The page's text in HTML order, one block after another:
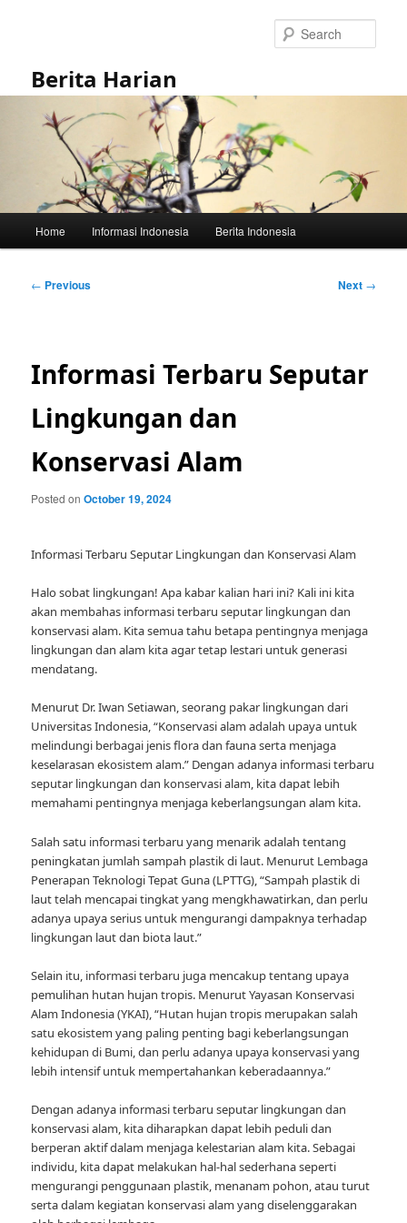
Berita Harian
Home Informasi Indonesia Berita Indonesia
Post
← Previous Next →
Informasi Terbaru Seputar
Lingkungan dan
Konservasi Alam
Posted onOctober 19, 2024
Informasi Terbaru Seputar Lingkungan dan Konservasi Alam
Halo sobat lingkungan! Apa kabar kalian hari ini? Kali ini kita
akan membahas informasi terbaru seputar lingkungan dan
konservasi alam. Kita semua tahu betapa pentingnya menjaga
lingkungan dan alam kita agar tetap lestari untuk generasi
mendatang.
Menurut Dr. Iwan Setiawan, seorang pakar lingkungan dari
Universitas Indonesia, “Konservasi alam adalah upaya untuk
melindungi berbagai jenis flora dan fauna serta menjaga
keselarasan ekosistem alam.” Dengan adanya informasi terbaru
seputar lingkungan dan konservasi alam, kita dapat lebih
memahami pentingnya menjaga keberlangsungan alam kita.
Salah satu informasi terbaru yang menarik adalah tentang
peningkatan jumlah sampah plastik di laut. Menurut Lembaga
Penerapan Teknologi Tepat Guna (LPTTG), “Sampah plastik di
laut telah mencapai tingkat yang mengkhawatirkan, dan perlu
adanya upaya serius untuk mengurangi dampaknya terhadap
lingkungan laut dan biota laut.”
Selain itu, informasi terbaru juga mencakup tentang upaya
pemulihan hutan hujan tropis. Menurut Yayasan Konservasi
Alam Indonesia (YKAI), “Hutan hujan tropis merupakan salah
satu ekosistem yang paling penting bagi keberlangsungan
kehidupan di Bumi, dan perlu adanya upaya konservasi yang
lebih intensif untuk mempertahankan keberadaannya.”
Dengan adanya informasi terbaru seputar lingkungan dan
konservasi alam, kita diharapkan dapat lebih peduli dan
berperan aktif dalam menjaga kelestarian alam kita. Sebagai
individu, kita dapat melakukan hal-hal sederhana seperti
mengurangi penggunaan plastik, menanam pohon, atau turut
serta dalam kegiatan konservasi alam yang diselenggarakan